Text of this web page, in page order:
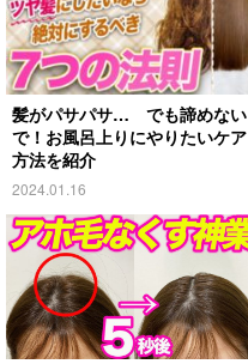
髪がパサパサ… でも諦めない
で！お風呂上りにやりたいケア
方法を紹介
2024.01.16